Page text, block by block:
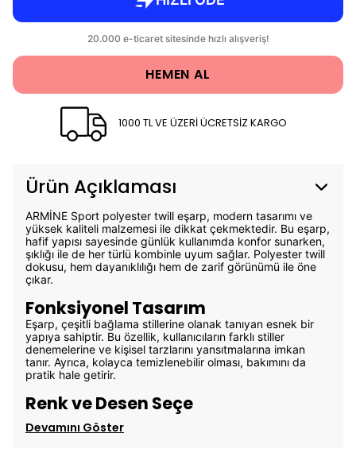
HEMEN AL
1000 TL VE ÜZERİ ÜCRETSİZ KARGO
Ürün Açıklaması
ARMİNE Sport polyester twill eşarp, modern tasarımı ve
yüksek kaliteli malzemesi ile dikkat çekmektedir. Bu eşarp,
hafif yapısı sayesinde günlük kullanımda konfor sunarken,
şıklığı ile de her türlü kombinle uyum sağlar. Polyester twill
dokusu, hem dayanıklılığı hem de zarif görünümü ile öne
çıkar.
Fonksiyonel Tasarım
Eşarp, çeşitli bağlama stillerine olanak tanıyan esnek bir
yapıya sahiptir. Bu özellik, kullanıcıların farklı stiller
denemelerine ve kişisel tarzlarını yansıtmalarına imkan
tanır. Ayrıca, kolayca temizlenebilir olması, bakımını da
pratik hale getirir.
Renk ve Desen Seçe
Devamını Göster